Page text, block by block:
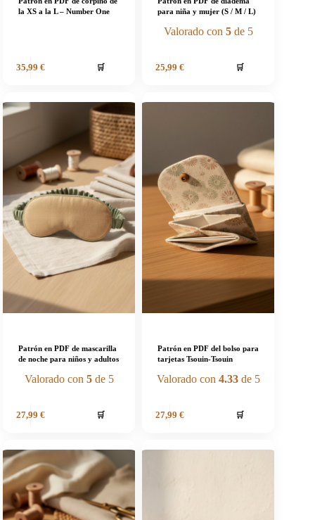
la XS a la L – Number One
35,99 € 🛒
para niña y mujer (S / M / L)
Valorado con 5de 5
25,99 € 🛒
Patrón en PDF de mascarilla
de noche para niños y adultos
Valorado con 5de 5
27,99 € 🛒
Patrón en PDF del bolso para
tarjetas Tsouin-Tsouin
Valorado con 4.33de 5
27,99 € 🛒